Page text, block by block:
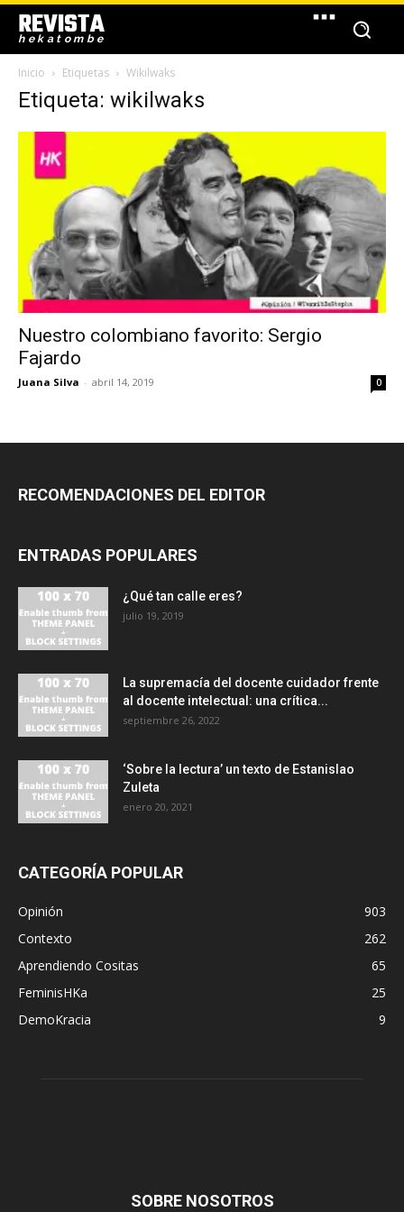
REVISTA
hekatombe
Inicio Etiquetas Wikilwaks
Etiqueta: wikilwaks
Nuestro colombiano favorito: Sergio
Fajardo
Juana Silva - abril 14, 2019 0
RECOMENDACIONES DEL EDITOR
ENTRADAS POPULARES
¿Qué tan calle eres?
julio 19, 2019
La supremacía del docente cuidador frente
al docente intelectual: una crítica...
septiembre 26, 2022
‘Sobre la lectura’ un texto de Estanislao
Zuleta
enero 20, 2021
CATEGORÍA POPULAR
Opinión
903
Contexto
262
Aprendiendo Cositas
65
FeminisHKa
25
DemoKracia
9
SOBRE NOSOTROS